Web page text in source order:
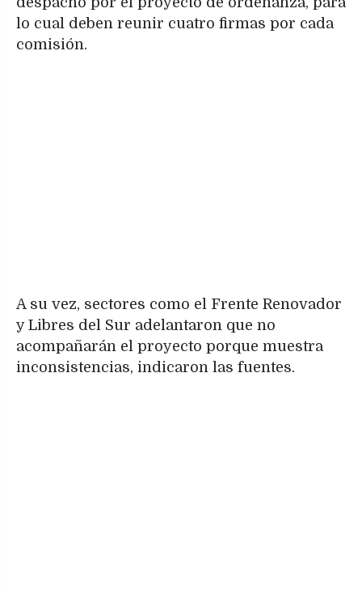
lo cual deben reunir cuatro firmas por cada
comisión.
A su vez, sectores como el Frente Renovador
y Libres del Sur adelantaron que no
acompañarán el proyecto porque muestra
inconsistencias, indicaron las fuentes.